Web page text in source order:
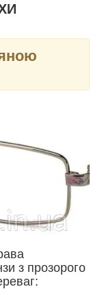
з прозорого